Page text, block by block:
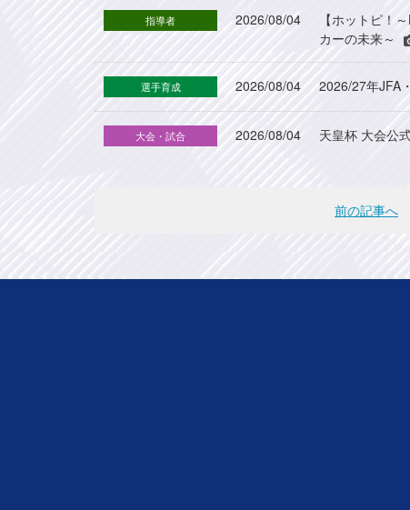
指導者 2026/08/04
【ホットピ！
カーの未来～
選手育成 2026/08/04 2026/27年JFA
大会・試合 2026/08/04 天皇杯 大会公
前の記事へ